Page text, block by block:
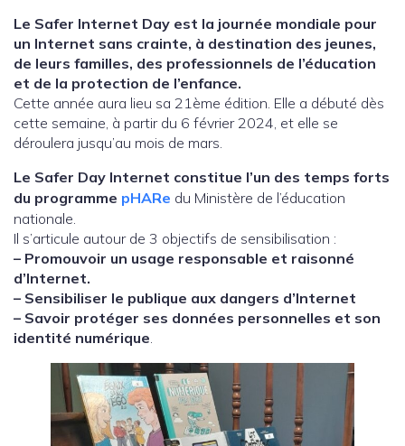
Le Safer Internet Day est la journée mondiale pour
un Internet sans crainte, à destination des jeunes,
de leurs familles, des professionnels de l’éducation
et de la protection de l’enfance.
Cette année aura lieu sa 21ème édition. Elle a débuté dès
cette semaine, à partir du 6 février 2024, et elle se
déroulera jusqu’au mois de mars.
Le Safer Day Internet constitue l’un des temps forts
du programme pHARe du Ministère de l’éducation
nationale.
Il s’articule autour de 3 objectifs de sensibilisation :
– Promouvoir un usage responsable et raisonné
d’Internet.
– Sensibiliser le publique aux dangers d’Internet
– Savoir protéger ses données personnelles et son
identité numérique.